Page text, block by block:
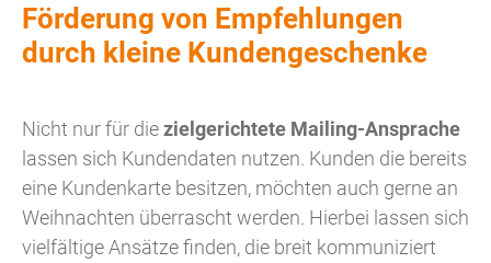
Förderung von Empfehlungen
durch kleine Kundengeschenke
Nicht nur für diezielgerichtete Mailing-Ansprache
lassen sich Kundendaten nutzen. Kunden die bereits
eine Kundenkarte besitzen, möchten auch gerne an
Weihnachten überrascht werden. Hierbei lassen sich
vielfältige Ansätze finden, die breit kommuniziert